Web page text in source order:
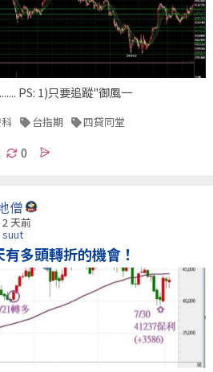
PS: 1)只要追蹤"御風一
台指期 四貸同堂
0
僧
天前
suut
多頭轉折的機會！